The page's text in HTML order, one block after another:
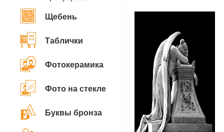
Щебень
Таблички
Фотокерамика
Фото на стекле
Буквы бронза